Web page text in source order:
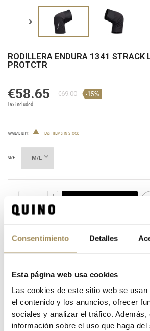
Consentimiento Detalles
Esta página web usa cookies
Las cookies de este sitio web se
el contenido y los anuncios, ofrecer
sociales y analizar el tráfico. Además,
información sobre el uso que haga del
RODILLERA ENDURA 1341 STRACK
PROTCTR
€58.65 €69.00 -15%
Tax included
AVAILABILITY:  LAST ITEMS IN STOCK
SIZE :
SHARE
TAGS: RODILLERA ENDURA STRACK LITE
DESCRIPTION